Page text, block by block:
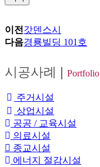
이전 갓덴스시
다음경룡빌딩 101호
시공사례 | Portfolio
주거시설
상업시설
공공 / 교육시설
의료시설
종교시설
에너지 절감시설